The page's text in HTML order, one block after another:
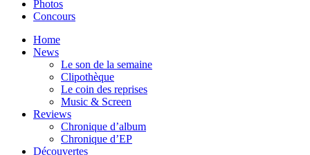
Photos
Concours
Home
News
Le son de la semaine
Clipothèque
Le coin des reprises
Music & Screen
Reviews
Chronique d’album
Chronique d’EP
Découvertes